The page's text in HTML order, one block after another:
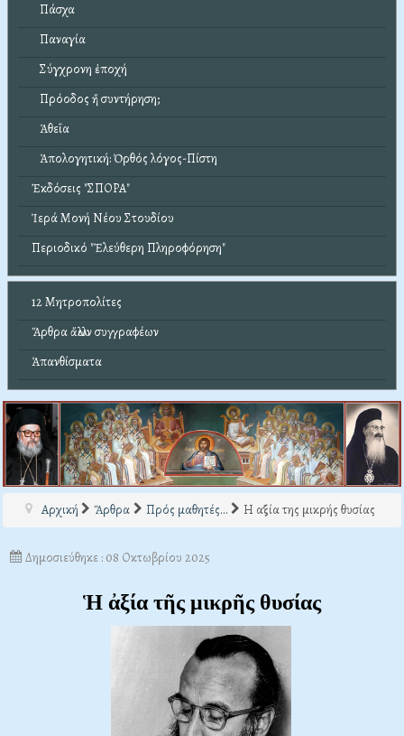
Πάσχα
Παναγία
Σύγχρονη ἐποχή
Πρόοδος ἤ συντήρηση;
Ἀθεΐα
Ἀπολογητική: Ὀρθός λόγος-Πίστη
Ἐκδόσεις "ΣΠΟΡΑ"
Ἱερά Μονή Νέου Στουδίου
Περιοδικό "Ἐλεύθερη Πληροφόρηση"
12 Μητροπολίτες
Ἄρθρα ἄλλων συγγραφέων
Ἀπανθίσματα
Αρχική Ἄρθρα Πρός μαθητές... Η αξία της μικρής θυσίας
Δημοσιεύθηκε : 08 Οκτωβρίου 2025
Ἡ ἀξία τῆς μικρῆς θυσίας